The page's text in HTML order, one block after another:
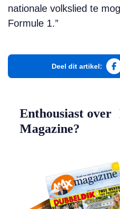
nationale volkslied te
Formule 1.”
Deel dit artikel:
Enthousiast
Magazine?